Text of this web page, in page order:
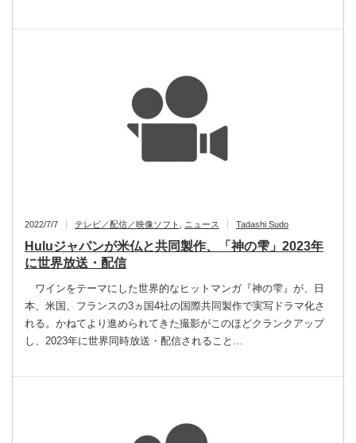
2022/7/7 テレビ／配信／映像ソフト ニュース Tadashi Sudo
Huluジャパンが米仏と共同製作、「神の雫」2023年
に世界放送・配信
ワインをテーマにした世界的なヒットマンガ『神の雫』が、日
本、米国、フランスの3ヵ国4社の国際共同製作で実写ドラマ化さ
れる。かねてより進められてきた撮影がこのほどクランクアップ
し、2023年に世界同時放送・配信されること…